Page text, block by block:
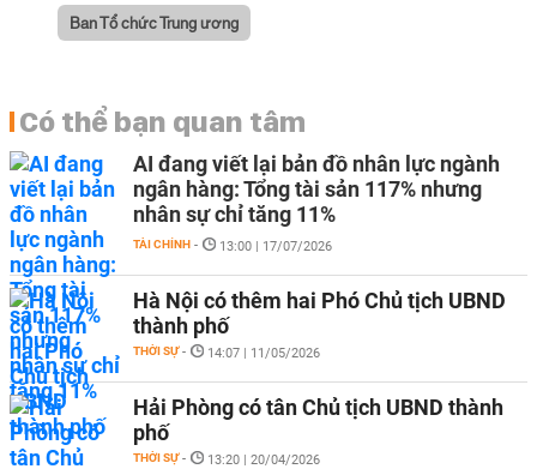
Ban Tổ chức Trung ương
Có thể bạn quan tâm
AI đang viết lại bản đồ nhân lực ngành
ngân hàng: Tổng tài sản 117% nhưng
nhân sự chỉ tăng 11%
TÀI CHÍNH - 13:00 | 17/07/2026
Hà Nội có thêm hai Phó Chủ tịch UBND
thành phố
THỜI SỰ - 14:07 | 11/05/2026
Hải Phòng có tân Chủ tịch UBND thành
phố
THỜI SỰ - 13:20 | 20/04/2026